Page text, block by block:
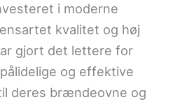
i moderne
kvalitet og høj
gjort det lettere for
og effektive
deres brændeovne og